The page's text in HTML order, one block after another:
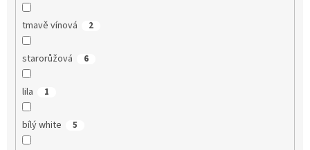
tmavě vínová 2
starorůžová 6
lila 1
bílý white 5